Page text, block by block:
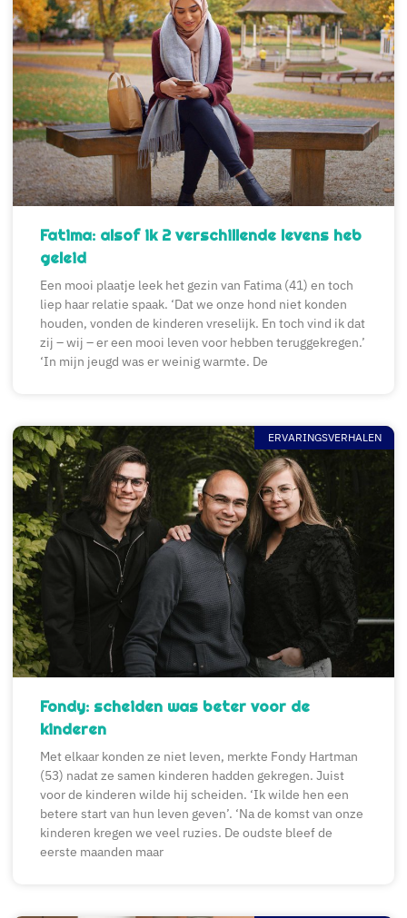
Fatima: alsof ik 2 verschillende levens heb
geleid
Een mooi plaatje leek het gezin van Fatima (41) en toch
liep haar relatie spaak. ‘Dat we onze hond niet konden
houden, vonden de kinderen vreselijk. En toch vind ik dat
zij – wij – er een mooi leven voor hebben teruggekregen.’
‘In mijn jeugd was er weinig warmte. De
ERVARINGSVERHALEN
Fondy: scheiden was beter voor de
kinderen
Met elkaar konden ze niet leven, merkte Fondy Hartman
(53) nadat ze samen kinderen hadden gekregen. Juist
voor de kinderen wilde hij scheiden. ‘Ik wilde hen een
betere start van hun leven geven’. ‘Na de komst van onze
kinderen kregen we veel ruzies. De oudste bleef de
eerste maanden maar